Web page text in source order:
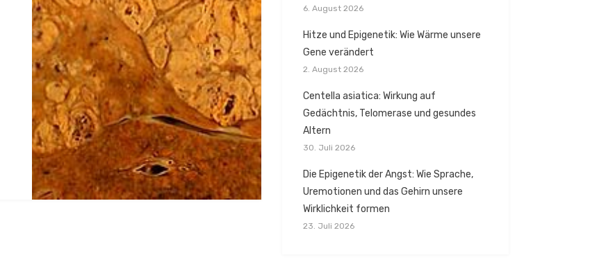
6. August 2026
Hitze und Epigenetik: Wie Wärme unsere
Gene verändert
2. August 2026
Centella asiatica: Wirkung auf
Gedächtnis, Telomerase und gesundes
Altern
30. Juli 2026
Die Epigenetik der Angst: Wie Sprache,
Uremotionen und das Gehirn unsere
Wirklichkeit formen
23. Juli 2026